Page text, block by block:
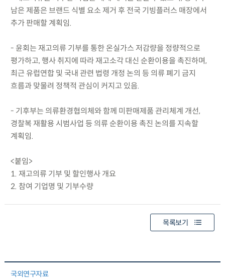
남은 제품은 브랜드 식별 요소 제거 후 전국 기빙플러스 매장에서
추가 판매할 계획임.
- 윤회는 재고의류 기부를 통한 온실가스 저감량을 정량적으로
평가하고, 행사 취지에 따라 재고소각 대신 순환이용을 촉진하며,
최근 유럽연합 및 국내 관련 법령 개정 논의 등 의류 폐기 금지
흐름과 맞물려 정책적 관심이 커지고 있음.
- 기후부는 의류환경협의체와 함께 미판매제품 관리체계 개선,
경찰복 재활용 시범사업 등 의류 순환이용 촉진 논의를 지속할
계획임.
<붙임>
1. 재고의류 기부 및 할인행사 개요
2. 참여 기업명 및 기부수량
목록보기
국외연구자료